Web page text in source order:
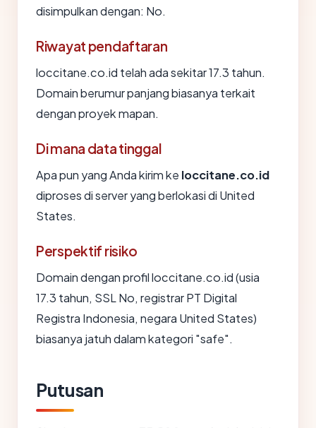
disimpulkan dengan: No.
Riwayat pendaftaran
loccitane.co.id telah ada sekitar 17.3 tahun.
Domain berumur panjang biasanya terkait
dengan proyek mapan.
Di mana data tinggal
Apa pun yang Anda kirim ke loccitane.co.id
diproses di server yang berlokasi di United
States.
Perspektif risiko
Domain dengan profil loccitane.co.id (usia
17.3 tahun, SSL No, registrar PT Digital
Registra Indonesia, negara United States)
biasanya jatuh dalam kategori "safe".
Putusan